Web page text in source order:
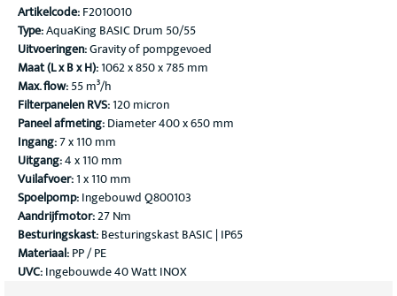
Artikelcode:F2010010
Type:AquaKing BASIC Drum 50/55
Uitvoeringen:Gravity of pompgevoed
Maat (L x B x H):1062 x 850 x 785 mm
Max. flow:55 m³/h
Filterpanelen RVS:120 micron
Paneel afmeting:Diameter 400 x 650 mm
Ingang:7 x 110 mm
Uitgang:4 x 110 mm
Vuilafvoer:1 x 110 mm
Spoelpomp:Ingebouwd Q800103
Aandrijfmotor:27 Nm
Besturingskast:Besturingskast BASIC | IP65
Materiaal:PP / PE
UVC:Ingebouwde 40 Watt INOX